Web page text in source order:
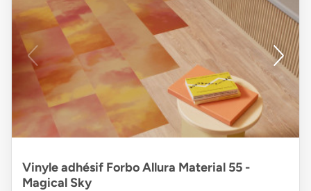
Vinyle adhésif Forbo Allura Material 55 -
Magical Sky